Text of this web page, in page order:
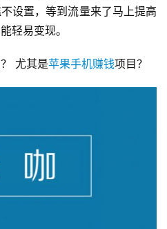
设置，等到流量来了马上提高
轻易变现。
尤其是苹果手机赚钱项目？